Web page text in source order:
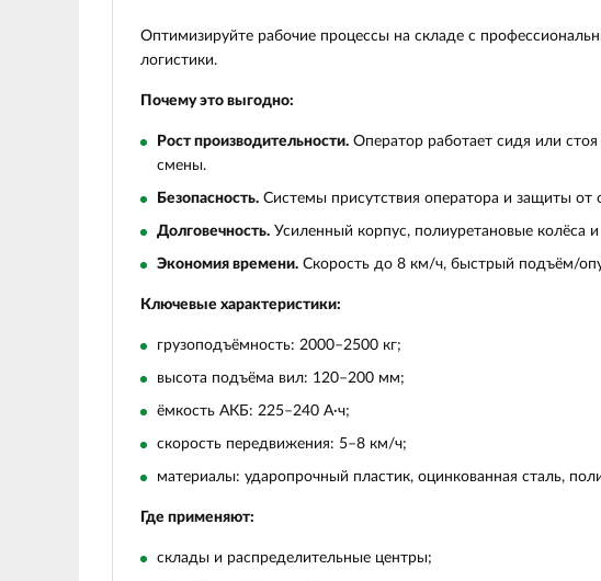
Оптимизируйте рабочие процессы на складе с
логистики.
Почему это выгодно:
Рост производительности. Оператор работает сидя или
смены.
Безопасность. Системы присутствия оператора и защиты
Долговечность. Усиленный корпус, полиуретановые колёса
Экономия времени. Скорость до 8 км/ч, быстрый подъём/
Ключевые характеристики:
грузоподъёмность: 2000–2500 кг;
высота подъёма вил: 120–200 мм;
ёмкость АКБ: 225–240 А·ч;
скорость передвижения: 5–8 км/ч;
материалы: ударопрочный пластик, оцинкованная сталь,
Где применяют:
склады и распределительные центры;